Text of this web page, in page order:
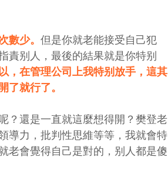
數少。 但是你就老能接受自己犯
責别人，最後的結果就是你特别
，在管理公司上我特别放手，這其
了就行了。
？還是一直就這麼想得開？樊登老
導力，批判性思維等等，我就會特
老會覺得自己是對的，别人都是傻